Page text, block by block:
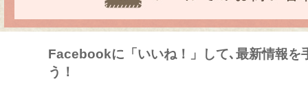
Facebookに「いいね！」して､最新情報を
う！